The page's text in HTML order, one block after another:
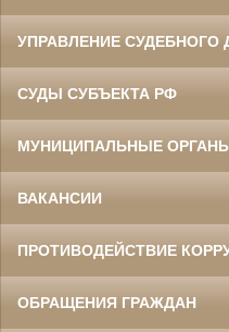
УПРАВЛЕНИЕ СУДЕБНОГО
СУДЫ СУБЪЕКТА РФ
МУНИЦИПАЛЬНЫЕ
ВАКАНСИИ
ПРОТИВОДЕЙСТВИЕ
ОБРАЩЕНИЯ ГРАЖДАН